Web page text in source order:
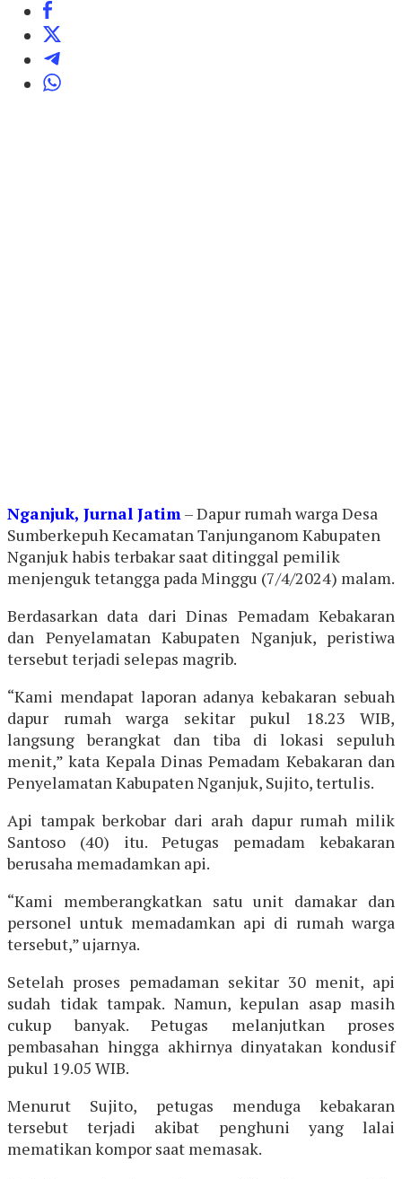
Nganjuk, Jurnal Jatim – Dapur rumah warga Desa
Sumberkepuh Kecamatan Tanjunganom Kabupaten
Nganjuk habis terbakar saat ditinggal pemilik
menjenguk tetangga pada Minggu (7/4/2024) malam.
Berdasarkan data dari Dinas Pemadam Kebakaran
dan Penyelamatan Kabupaten Nganjuk, peristiwa
tersebut terjadi selepas magrib.
“Kami mendapat laporan adanya kebakaran sebuah
dapur rumah warga sekitar pukul 18.23 WIB,
langsung berangkat dan tiba di lokasi sepuluh
menit,” kata Kepala Dinas Pemadam Kebakaran dan
Penyelamatan Kabupaten Nganjuk, Sujito, tertulis.
Api tampak berkobar dari arah dapur rumah milik
Santoso (40) itu. Petugas pemadam kebakaran
berusaha memadamkan api.
“Kami memberangkatkan satu unit damakar dan
personel untuk memadamkan api di rumah warga
tersebut,” ujarnya.
Setelah proses pemadaman sekitar 30 menit, api
sudah tidak tampak. Namun, kepulan asap masih
cukup banyak. Petugas melanjutkan proses
pembasahan hingga akhirnya dinyatakan kondusif
pukul 19.05 WIB.
Menurut Sujito, petugas menduga kebakaran
tersebut terjadi akibat penghuni yang lalai
mematikan kompor saat memasak.